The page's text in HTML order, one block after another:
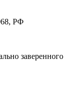
РФ
заверенного